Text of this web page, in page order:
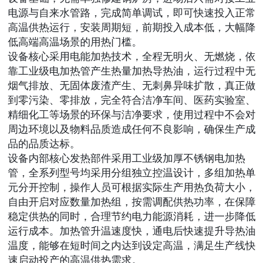
电源与自来水管路，完成简单调试，即可快速投入正常
高温供热运行，安装周期短，前期投入成本低，大幅降
低高端高温场景的用热门槛。
设备核心采用电能加热技术，全程无明火、无燃烧，依
靠工业级电加热管产生热量加热导热油，运行过程中无
烟气排放、无固体废渣产生、无刺鼻异味扩散，真正做
到零污染、零排放，完全符合洁净车间、医药实验室、
精细化工等场景的环保与洁净要求，使用过程中不会对
周边环境以及物料品质造成任何不良影响，确保生产成
品的品质达标。
设备内部核心发热部件采用工业级加厚不锈钢电加热
管，全系列型号均采用分组独立控温设计，多组加热单
元分开控制，操作人员可根据实际生产用热负荷大小，
自由开启对应数量加热组，按需调配供热功率，在保障
稳定供热的同时，合理节约电力能源消耗，进一步降低
运行成本。加热管升温速度快，通电后快速提升导热油
温度，能够在短时间之内达到设定高温，满足生产线快
速启动投产的高温供热需求。